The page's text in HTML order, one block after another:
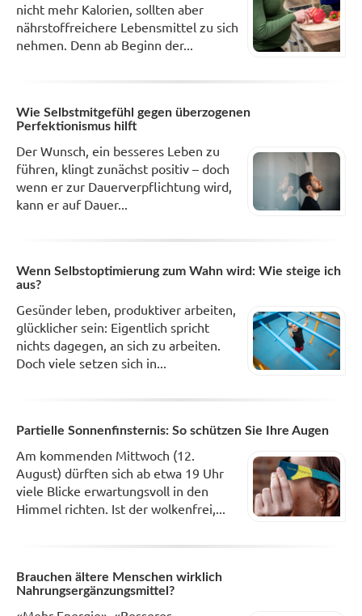
nicht mehr Kalorien, sollten aber
nährstoffreichere Lebensmittel zu sich
nehmen. Denn ab Beginn der...
Wie Selbstmitgefühl gegen überzogenen
Perfektionismus hilft
Der Wunsch, ein besseres Leben zu
führen, klingt zunächst positiv – doch
wenn er zur Dauerverpflichtung wird,
kann er auf Dauer...
Wenn Selbstoptimierung zum Wahn wird: Wie steige ich
aus?
Gesünder leben, produktiver arbeiten,
glücklicher sein: Eigentlich spricht
nichts dagegen, an sich zu arbeiten.
Doch viele setzen sich in...
Partielle Sonnenfinsternis: So schützen Sie Ihre Augen
Am kommenden Mittwoch (12.
August) dürften sich ab etwa 19 Uhr
viele Blicke erwartungsvoll in den
Himmel richten. Ist der wolkenfrei,...
Brauchen ältere Menschen wirklich
Nahrungsergänzungsmittel?